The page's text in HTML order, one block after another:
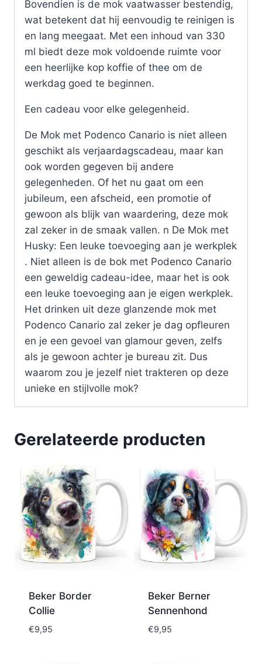
Bovendien is de mok vaatwasser bestendig,
wat betekent dat hij eenvoudig te reinigen is
en lang meegaat. Met een inhoud van 330
ml biedt deze mok voldoende ruimte voor
een heerlijke kop koffie of thee om de
werkdag goed te beginnen.
Een cadeau voor elke gelegenheid.
De Mok met Podenco Canario is niet alleen
geschikt als verjaardagscadeau, maar kan
ook worden gegeven bij andere
gelegenheden. Of het nu gaat om een
jubileum, een afscheid, een promotie of
gewoon als blijk van waardering, deze mok
zal zeker in de smaak vallen. n De Mok met
Husky: Een leuke toevoeging aan je werkplek
. Niet alleen is de bok met Podenco Canario
een geweldig cadeau-idee, maar het is ook
een leuke toevoeging aan je eigen werkplek.
Het drinken uit deze glanzende mok met
Podenco Canario zal zeker je dag opfleuren
en je een gevoel van glamour geven, zelfs
als je gewoon achter je bureau zit. Dus
waarom zou je jezelf niet trakteren op deze
unieke en stijlvolle mok?
Gerelateerde producten
Beker Border
Collie
€9,95
Beker Berner
Sennenhond
€9,95